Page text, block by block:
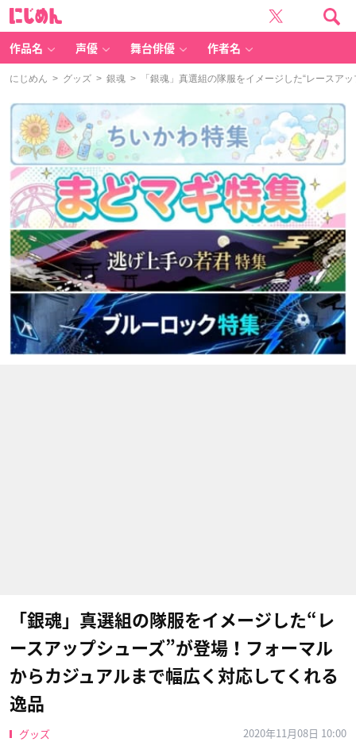
作品名 声優 舞台俳優 作者名
にじめん > グッズ > 銀魂 > 「銀魂」真選組の隊服をイメージした“レースア
「銀魂」真選組の隊服をイメージした“レ
ースアップシューズ”が登場！フォーマル
からカジュアルまで幅広く対応してくれる
逸品
グッズ
2020年11月08日 10:00